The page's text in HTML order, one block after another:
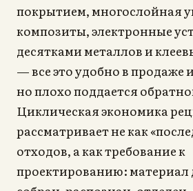
покрытием, многослойная
композиты, электронные
десятками металлов и
— все это удобно в продаже
но плохо поддается
Циклическая экономика
рассматривает не как
отходов, а как требование к
проектированию: материал